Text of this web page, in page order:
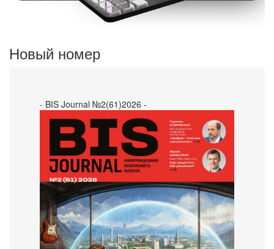
Новый номер
- BIS Journal №2(61)2026 -